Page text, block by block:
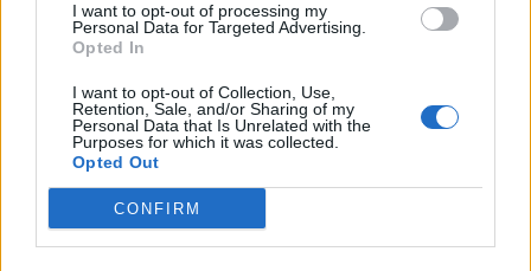
I want to opt-out of processing my
Personal Data for Targeted Advertising.
Opted In
I want to opt-out of Collection, Use,
Retention, Sale, and/or Sharing of my
Personal Data that Is Unrelated with the
Purposes for which it was collected.
Opted Out
CONFIRM
Município de Góis entrega Kits
Comunitários às famílias no âmbito
do projeto “Acolher em Comunidade”